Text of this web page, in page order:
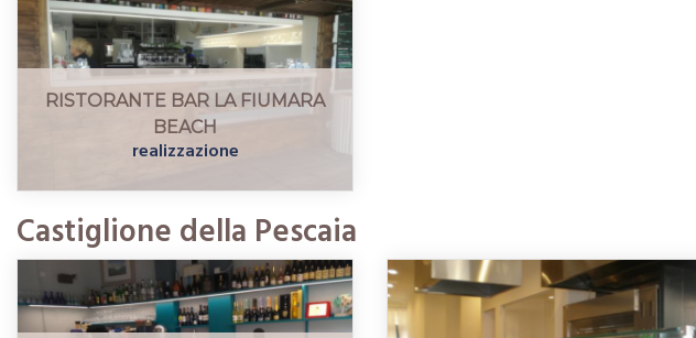
RISTORANTE BAR LA FIUMARA
BEACH
realizzazione
Castiglione della Pescaia